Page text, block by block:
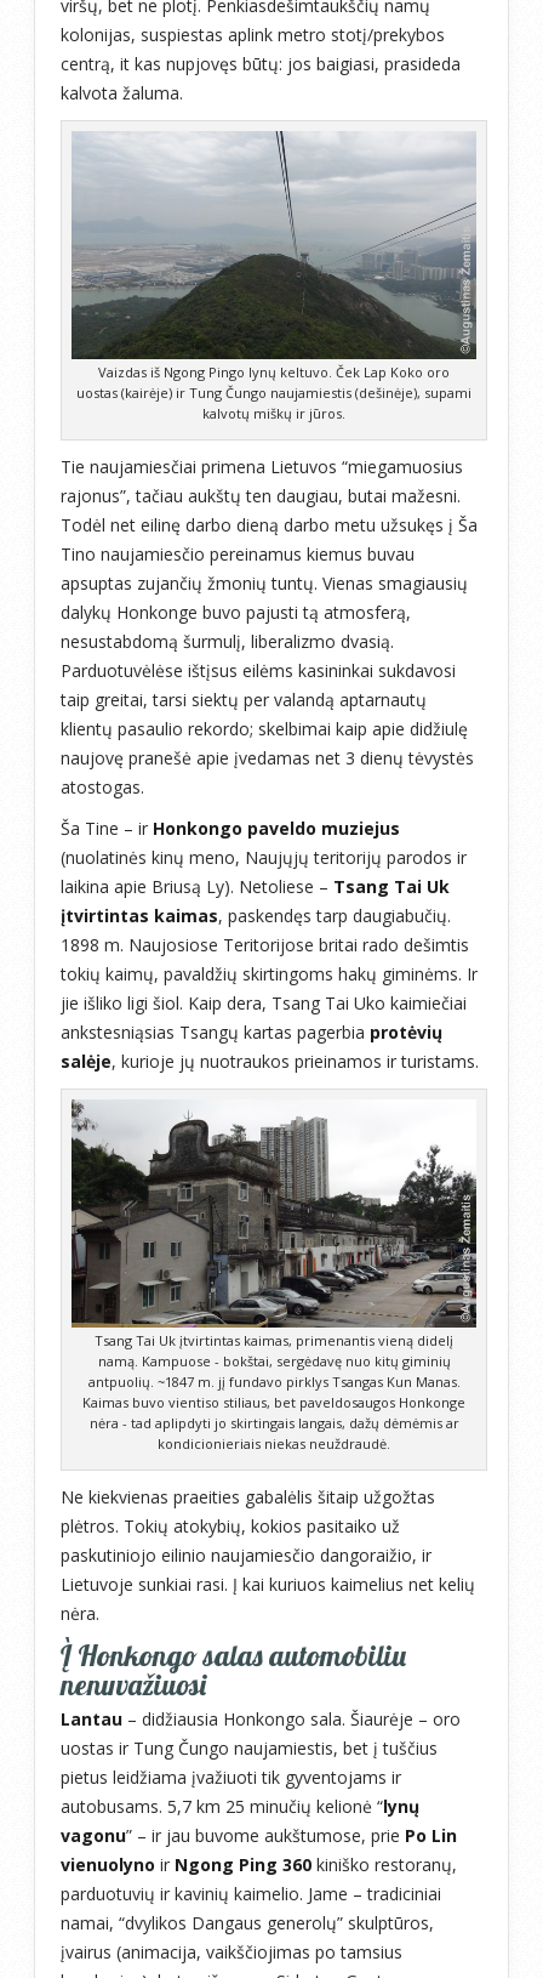
viršų, bet ne plotį. Penkiasdešimtaukščių namų
kolonijas, suspiestas aplink metro stotį/prekybos
centrą, it kas nupjovęs būtų: jos baigiasi, prasideda
kalvota žaluma.
Vaizdas iš Ngong Pingo lynų keltuvo. Ček Lap Koko oro
uostas (kairėje) ir Tung Čungo naujamiestis (dešinėje), supami
kalvotų miškų ir jūros.
Tie naujamiesčiai primena Lietuvos “miegamuosius
rajonus”, tačiau aukštų ten daugiau, butai mažesni.
Todėl net eilinę darbo dieną darbo metu užsukęs į Ša
Tino naujamiesčio pereinamus kiemus buvau
apsuptas zujančių žmonių tuntų. Vienas smagiausių
dalykų Honkonge buvo pajusti tą atmosferą,
nesustabdomą šurmulį, liberalizmo dvasią.
Parduotuvėlėse ištįsus eilėms kasininkai sukdavosi
taip greitai, tarsi siektų per valandą aptarnautų
klientų pasaulio rekordo; skelbimai kaip apie didžiulę
naujovę pranešė apie įvedamas net 3 dienų tėvystės
atostogas.
Ša Tine – ir Honkongo paveldo muziejus
(nuolatinės kinų meno, Naujųjų teritorijų parodos ir
laikina apie Briusą Ly). Netoliese – Tsang Tai Uk
įtvirtintas kaimas, paskendęs tarp daugiabučių.
1898 m. Naujosiose Teritorijose britai rado dešimtis
tokių kaimų, pavaldžių skirtingoms hakų giminėms. Ir
jie išliko ligi šiol. Kaip dera, Tsang Tai Uko kaimiečiai
ankstesniąsias Tsangų kartas pagerbia protėvių
salėje, kurioje jų nuotraukos prieinamos ir turistams.
Tsang Tai Uk įtvirtintas kaimas, primenantis vieną didelį
namą. Kampuose - bokštai, sergėdavę nuo kitų giminių
antpuolių. ~1847 m. jį fundavo pirklys Tsangas Kun Manas.
Kaimas buvo vientiso stiliaus, bet paveldosaugos Honkonge
nėra - tad aplipdyti jo skirtingais langais, dažų dėmėmis ar
kondicionieriais niekas neuždraudė.
Ne kiekvienas praeities gabalėlis šitaip užgožtas
plėtros. Tokių atokybių, kokios pasitaiko už
paskutiniojo eilinio naujamiesčio dangoraižio, ir
Lietuvoje sunkiai rasi. Į kai kuriuos kaimelius net kelių
nėra.
Į Honkongo salas automobiliu
nenuvažiuosi
Lantau – didžiausia Honkongo sala. Šiaurėje – oro
uostas ir Tung Čungo naujamiestis, bet į tuščius
pietus leidžiama įvažiuoti tik gyventojams ir
autobusams. 5,7 km 25 minučių kelionė “lynų
vagonu” – ir jau buvome aukštumose, prie Po Lin
vienuolyno ir Ngong Ping 360 kiniško restoranų,
parduotuvių ir kavinių kaimelio. Jame – tradiciniai
namai, “dvylikos Dangaus generolų” skulptūros,
įvairus (animacija, vaikščiojimas po tamsius